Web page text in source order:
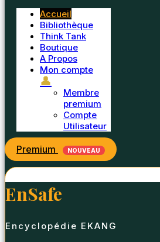
Accueil
Bibliothèque
Think Tank
Boutique
A Propos
Mon compte
👤
Membre
premium
Compte
Utilisateur
Premium NOUVEAU
EnSafe
Encyclopédie EKANG